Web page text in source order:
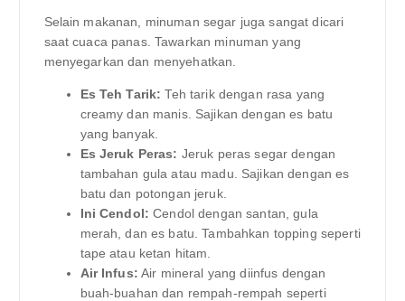
Selain makanan, minuman segar juga sangat dicari
saat cuaca panas. Tawarkan minuman yang
menyegarkan dan menyehatkan.
Es Teh Tarik: Teh tarik dengan rasa yang
creamy dan manis. Sajikan dengan es batu
yang banyak.
Es Jeruk Peras: Jeruk peras segar dengan
tambahan gula atau madu. Sajikan dengan es
batu dan potongan jeruk.
Ini Cendol: Cendol dengan santan, gula
merah, dan es batu. Tambahkan topping seperti
tape atau ketan hitam.
Air Infus: Air mineral yang diinfus dengan
buah-buahan dan rempah-rempah seperti